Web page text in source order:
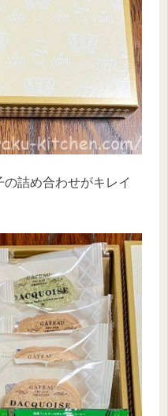
の詰め合わせがキレイ